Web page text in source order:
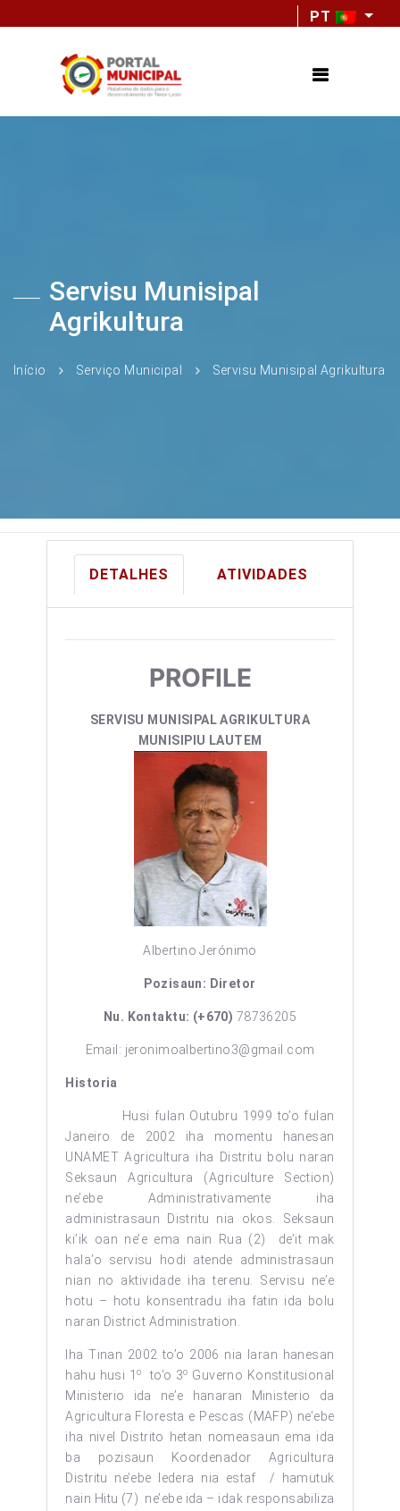
PT
Servisu Munisipal
Agrikultura
Início Serviço Municipal Servisu Munisipal Agrikultura
DETALHES ATIVIDADES
PROFILE
SERVISU MUNISIPAL AGRIKULTURA
MUNISIPIU LAUTEM
Albertino Jerónimo
Pozisaun: Diretor
Nu. Kontaktu: (+670) 78736205
Email: jeronimoalbertino3@gmail.com
Historia
Husi fulan Outubru 1999 to’o fulan
Janeiro de 2002 iha momentu hanesan
UNAMET Agricultura iha Distritu bolu naran
Seksaun Agricultura (Agriculture Section)
ne’ebe Administrativamente iha
administrasaun Distritu nia okos. Seksaun
ki’ik oan ne’e ema nain Rua (2) de’it mak
hala’o servisu hodi atende administrasaun
nian no aktividade iha terenu. Servisu ne’e
hotu – hotu konsentradu iha fatin ida bolu
naran District Administration.
Iha Tinan 2002 to’o 2006 nia laran hanesan
hahu husi 1o to’o 3o Guverno Konstitusional
Ministerio ida ne’e hanaran Ministerio da
Agricultura Floresta e Pescas (MAFP) ne’ebe
iha nivel Distrito hetan nomeasaun ema ida
ba pozisaun Koordenador Agricultura
Distritu ne’ebe ledera nia estaf / hamutuk
nain Hitu (7) ne’ebe ida – idak responsabiliza